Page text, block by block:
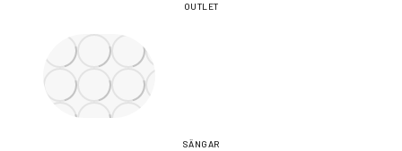
OUTLET
SÄNGAR